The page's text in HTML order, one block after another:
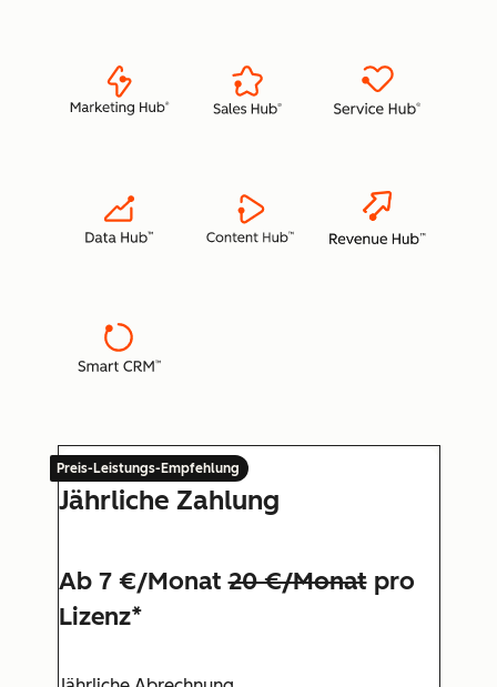
Preis-Leistungs-Empfehlung
Jährliche Zahlung
Ab 7 €/Monat20 €/Monatpro
Lizenz*